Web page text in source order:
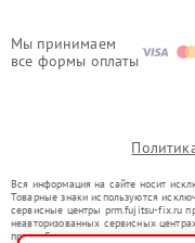
Мы принимаем
все формы оплаты
Вся информация на сайте носит
Товарные знаки используются
сервисные центры prm.fujitsu-fix.ru
неавторизованных сервисных
правообладателями товарных